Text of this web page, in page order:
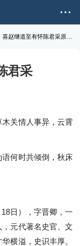
喜赵继道至有怀陈君采原文和赏析
君采
关情人事异，云霄
何时共倾倒，秋床
日），字晋卿，一
元代著名史官、文
横溢，史识丰厚。